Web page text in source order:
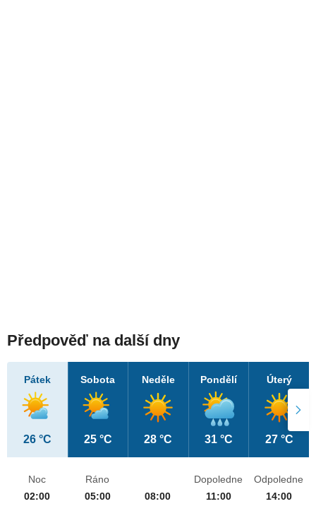
Předpověď na další dny
Pátek
26 °C
Sobota
25 °C
Neděle
28 °C
Pondělí
31 °C
Úterý
27 °C
Noc
02:00
Ráno
05:00
08:00
Dopoledne
11:00
Odpoledne
14:00